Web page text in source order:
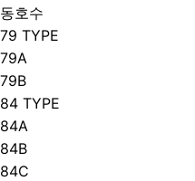
동호수
79 TYPE
79A
79B
84 TYPE
84A
84B
84C